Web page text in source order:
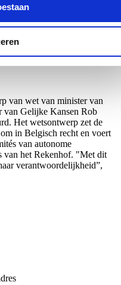
goed voor
en
van wet van minister van
van Gelijke Kansen Rob
Het wetsontwerp zet de
in Belgisch recht en voert
van autonome
van het Rekenhof. "Met dit
verantwoordelijkheid”,